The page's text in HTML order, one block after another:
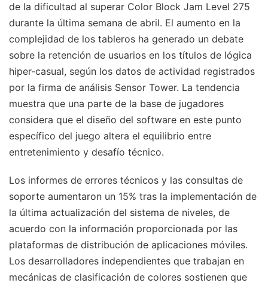
de la dificultad al superar Color Block Jam Level 275
durante la última semana de abril. El aumento en la
complejidad de los tableros ha generado un debate
sobre la retención de usuarios en los títulos de lógica
hiper-casual, según los datos de actividad registrados
por la firma de análisis Sensor Tower. La tendencia
muestra que una parte de la base de jugadores
considera que el diseño del software en este punto
específico del juego altera el equilibrio entre
entretenimiento y desafío técnico.
Los informes de errores técnicos y las consultas de
soporte aumentaron un 15% tras la implementación de
la última actualización del sistema de niveles, de
acuerdo con la información proporcionada por las
plataformas de distribución de aplicaciones móviles.
Los desarrolladores independientes que trabajan en
mecánicas de clasificación de colores sostienen que